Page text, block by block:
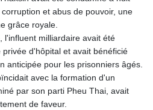
et abus de pouvoir, une
grâce royale.
l'influent milliardaire avait été
d'hôpital et avait bénéficié
anticipée pour les prisonniers âgés.
avec la formation d'un
par son parti Pheu Thai, avait
de faveur.